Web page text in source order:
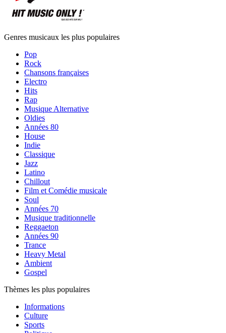
Genres musicaux les plus populaires
Pop
Rock
Chansons françaises
Electro
Hits
Rap
Musique Alternative
Oldies
Années 80
House
Indie
Classique
Jazz
Latino
Chillout
Film et Comédie musicale
Soul
Années 70
Musique traditionnelle
Reggaeton
Années 90
Trance
Heavy Metal
Ambient
Gospel
Thèmes les plus populaires
Informations
Culture
Sports